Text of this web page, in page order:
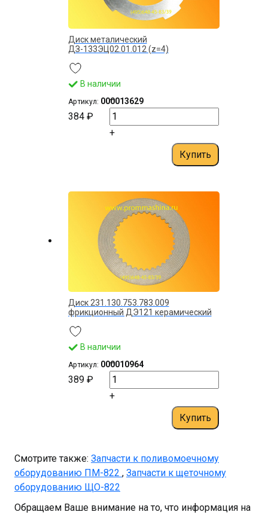
Диск металический
ДЗ-133ЭЦ02.01.012 (z=4)
В наличии
Артикул: 000013629
384 ₽
–
+
Купить
Диск 231.130.753.783.009
фрикционный ДЭ121 керамический
В наличии
Артикул: 000010964
389 ₽
–
+
Купить
Смотрите также: Запчасти к поливомоечному
оборудованию ПМ-822 , Запчасти к щеточному
оборудованию ЩО-822
Обращаем Ваше внимание на то, что информация на